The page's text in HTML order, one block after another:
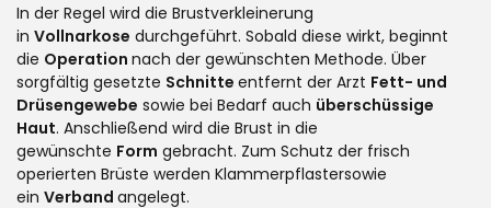
In der Regel wird die Brustverkleinerung
in Vollnarkose durchgeführt. Sobald diese wirkt, beginnt
die Operation nach der gewünschten Methode. Über
sorgfältig gesetzte Schnitte entfernt der Arzt Fett- und
Drüsengewebe sowie bei Bedarf auch überschüssige
Haut. Anschließend wird die Brust in die
gewünschte Form gebracht. Zum Schutz der frisch
operierten Brüste werden Klammerpflastersowie
ein Verband angelegt.